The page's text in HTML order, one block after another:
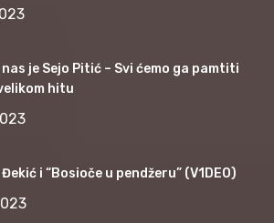
je Sejo Pitić – Svi ćemo ga pamtiti
hitu
i “Bosioče u pendžeru” (V1DEO)